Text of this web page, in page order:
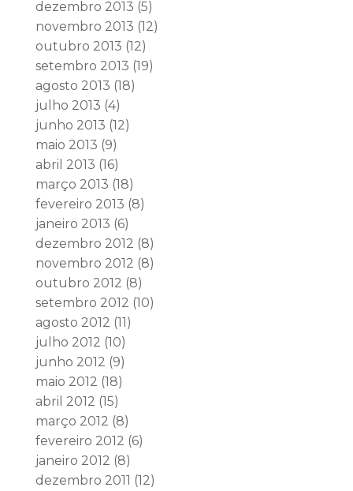
dezembro 2013 (5)
novembro 2013 (12)
outubro 2013 (12)
setembro 2013 (19)
agosto 2013 (18)
julho 2013 (4)
junho 2013 (12)
maio 2013 (9)
abril 2013 (16)
março 2013 (18)
fevereiro 2013 (8)
janeiro 2013 (6)
dezembro 2012 (8)
novembro 2012 (8)
outubro 2012 (8)
setembro 2012 (10)
agosto 2012 (11)
julho 2012 (10)
junho 2012 (9)
maio 2012 (18)
abril 2012 (15)
março 2012 (8)
fevereiro 2012 (6)
janeiro 2012 (8)
dezembro 2011 (12)